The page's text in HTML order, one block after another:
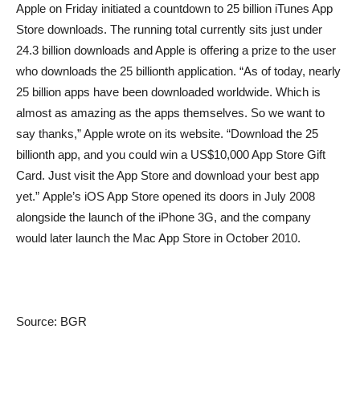
Apple on Friday initiated a countdown to 25 billion iTunes App
Store downloads. The running total currently sits just under
24.3 billion downloads and Apple is offering a prize to the user
who downloads the 25 billionth application. “As of today, nearly
25 billion apps have been downloaded worldwide. Which is
almost as amazing as the apps themselves. So we want to
say thanks,” Apple wrote on its website. “Download the 25
billionth app, and you could win a US$10,000 App Store Gift
Card. Just visit the App Store and download your best app
yet.” Apple’s iOS App Store opened its doors in July 2008
alongside the launch of the iPhone 3G, and the company
would later launch the Mac App Store in October 2010.
Source: BGR